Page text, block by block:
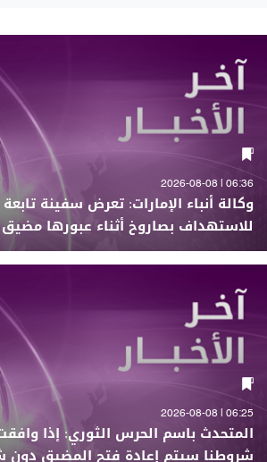
06:36 | 2026-08-08
وكالة أنباء الإمارات: تعرض سفينة
للاستهداف بصاروخ أثناء عبورها مضيق
06:25 | 2026-08-08
المتحدث باسم الحرس الثوري: إذا
شروطنا سيتم إعادة فتح المضيق